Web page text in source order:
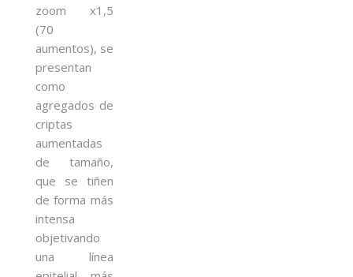
zoom x1,5
(70
aumentos), se
presentan
como
agregados de
criptas
aumentadas
de tamaño,
que se tiñen
de forma más
intensa
objetivando
una línea